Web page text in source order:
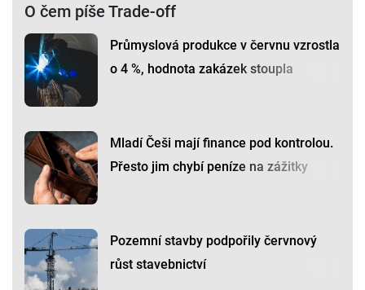
O čem píše Trade-off
Průmyslová produkce v červnu vzrostla
o 4 %, hodnota zakázek stoupla
Mladí Češi mají finance pod kontrolou.
Přesto jim chybí peníze na zážitky
Pozemní stavby podpořily červnový
růst stavebnictví